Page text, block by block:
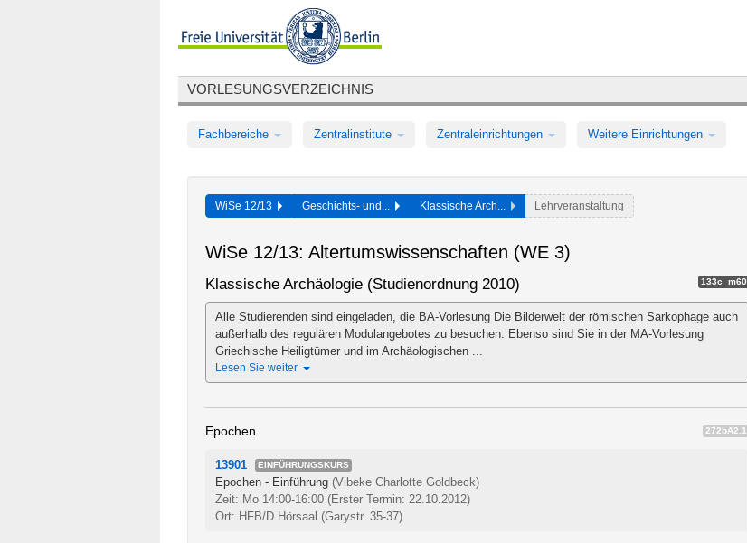
VORLESUNGSVERZEICHNIS
Fachbereiche Zentralinstitute Zentraleinrichtungen Weitere Einrichtungen
WiSe 12/13 Geschichts- und... Klassische Arch... Lehrveranstaltung
WiSe 12/13: Altertumswissenschaften (WE 3)
Klassische Archäologie (Studienordnung 2010) 133c_m60
Alle Studierenden sind eingeladen, die BA-Vorlesung Die Bilderwelt der römischen Sarkophage auch
außerhalb des regulären Modulangebotes zu besuchen. Ebenso sind Sie in der MA-Vorlesung
Griechische Heiligtümer und im Archäologischen ...
Lesen Sie weiter
Epochen 272bA2.1
13901 EINFÜHRUNGSKURS
Epochen - Einführung (Vibeke Charlotte Goldbeck)
Zeit: Mo 14:00-16:00 (Erster Termin: 22.10.2012)
Ort: HFB/D Hörsaal (Garystr. 35-37)